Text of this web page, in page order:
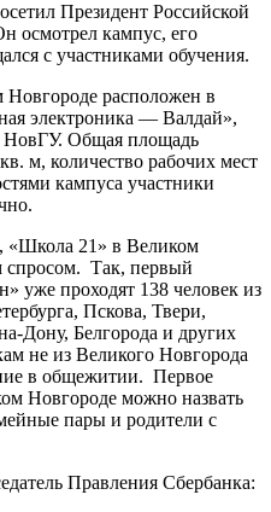
Президент Российской
осмотрел кампус, его
с участниками обучения.
расположен в
электроника — Валдай»,
НовГУ. Общая площадь
м, количество рабочих мест
кампуса участники
«Школа 21» в Великом
спросом. Так, первый
уже проходят 138 человек из
Пскова, Твери,
Дону, Белгорода и других
не из Великого Новгорода
в общежитии. Первое
Новгороде можно назвать
пары и родители с
Правления Сбербанка: